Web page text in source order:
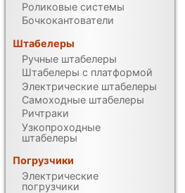
Роликовые системы
Бочкокантователи
Штабелеры
Ручные штабелеры
Штабелеры с платформой
Электрические штабелеры
Самоходные штабелеры
Ричтраки
Узкопроходные
штабелеры
Погрузчики
Электрические
погрузчики